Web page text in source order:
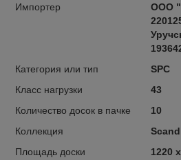
Импортер
ООО
Категория или тип
SPC
Класс нагрузки
43
Количество досок в пачке
10
Коллекция
Площадь доски
1220